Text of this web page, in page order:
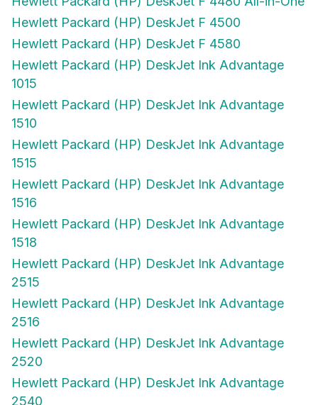
Hewlett Packard (HP) DeskJet F 4500
Hewlett Packard (HP) DeskJet F 4580
Hewlett Packard (HP) DeskJet Ink Advantage
1015
Hewlett Packard (HP) DeskJet Ink Advantage
1510
Hewlett Packard (HP) DeskJet Ink Advantage
1515
Hewlett Packard (HP) DeskJet Ink Advantage
1516
Hewlett Packard (HP) DeskJet Ink Advantage
1518
Hewlett Packard (HP) DeskJet Ink Advantage
2515
Hewlett Packard (HP) DeskJet Ink Advantage
2516
Hewlett Packard (HP) DeskJet Ink Advantage
2520
Hewlett Packard (HP) DeskJet Ink Advantage
2540